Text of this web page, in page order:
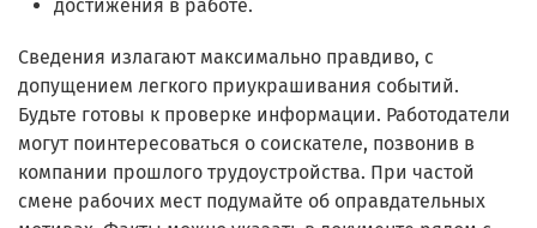
достижения в работе.
Сведения излагают максимально правдиво, с
допущением легкого приукрашивания событий.
Будьте готовы к проверке информации. Работодатели
могут поинтересоваться о соискателе, позвонив в
компании прошлого трудоустройства. При частой
смене рабочих мест подумайте об оправдательных